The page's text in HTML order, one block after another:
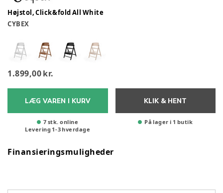
Højstol, Click&fold All White
CYBEX
1.899,00 kr.
LÆG VAREN I KURV
7 stk. online
Levering 1-3hverdage
KLIK & HENT
På lager i 1 butik
Finansieringsmuligheder